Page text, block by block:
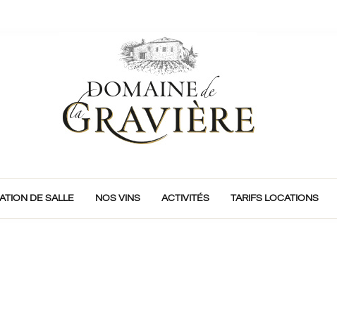
DE SALLE NOS VINS ACTIVITÉS TARIFS LOCATIONS